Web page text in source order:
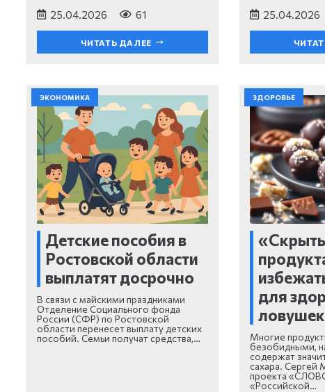
25.04.2026 61
ЧИТАТЬ ДАЛЕЕ
25.04.2026
ЭКОНОМИКА
Детские пособия в
Ростовской области
выплатят досрочно
В связи с майскими праздниками
Отделение Социального фонда
России (СФР) по Ростовской
области перенесет выплату детских
пособий. Семьи получат средства,…
ЗДОРОВЬЕ
для
ловушек
Многие
безобидными,
содержат
сахара. Сергей
проекта
«Российской…